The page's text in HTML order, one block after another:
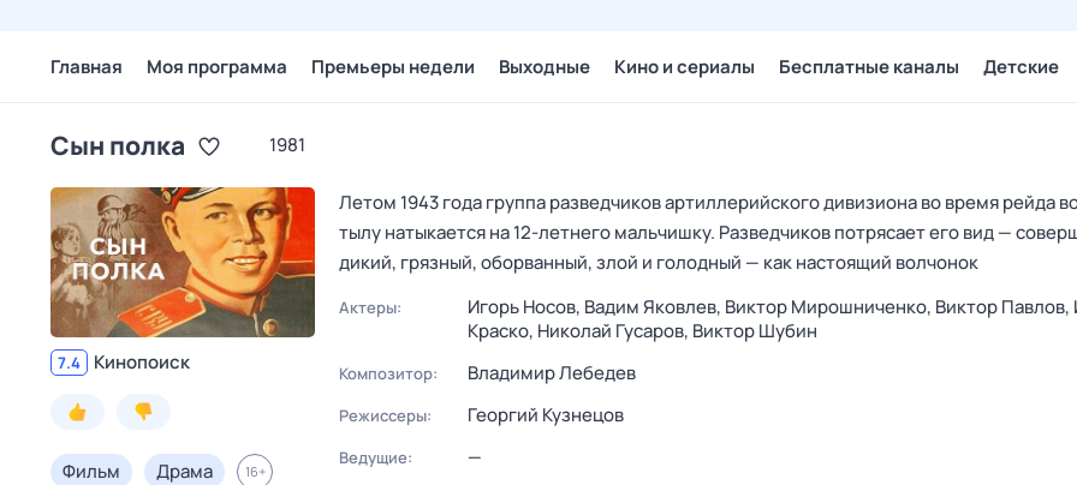
Главная Моя программа Премьеры недели Выходные Кино и сериалы Бесплатные каналы Детские
Сын полка 1981
7.4 Кинопоиск
Фильм Драма 16+
Летом 1943 года группа разведчиков артиллерийского дивизиона во время рейда
тылу натыкается на 12-летнего мальчишку. Разведчиков потрясает его вид —
дикий, грязный, оборванный, злой и голодный — как настоящий волчонок
Актеры: Игорь Носов, Вадим Яковлев, Виктор Мирошниченко, Виктор Павлов,
Краско, Николай Гусаров, Виктор Шубин
Композитор: Владимир Лебедев
Режиссеры: Георгий Кузнецов
Ведущие: —